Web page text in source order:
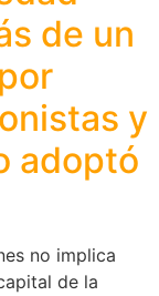
de un
y
adoptó
no implica
de la